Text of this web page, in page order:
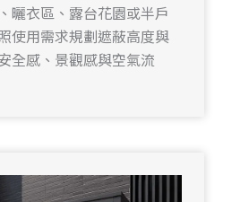
曬衣區、露台花園或半戶
使用需求規劃遮蔽高度與
全感、景觀感與空氣流